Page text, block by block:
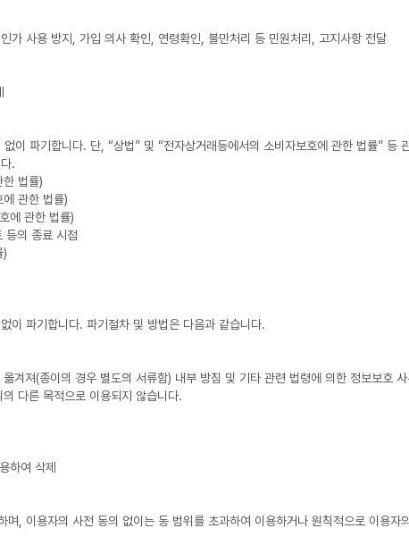
가 사용 방지, 가입 의사 확인, 연령확인, 불만처리 등 민원처리, 고지사항 전달
이 파기합니다. 단, “상법” 및 “전자상거래등에서의 소비자보호에 관한 법률”
.
법률)
관한 법률)
에 관한 법률)
등의 종료 시점
)
이 파기합니다. 파기절차 및 방법은 다음과 같습니다.
겨져(종이의 경우 별도의 서류함) 내부 방침 및 기타 관련 법령에 의한 정보보호
다른 목적으로 이용되지 않습니다.
하여 삭제
, 이용자의 사전 동의 없이는 동 범위를 초과하여 이용하거나 원칙적으로 이용